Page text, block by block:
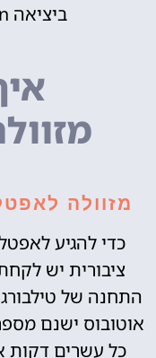
ביציאה ‪Europalaan‬‏ מ-‪N261‬.
מזוולה
כדי להגיע
ציבורית יש
התחנה של
אוטובוס ישנם
כל עשרים